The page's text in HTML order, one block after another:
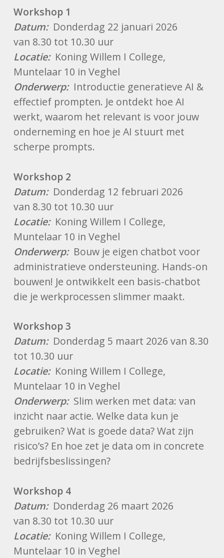
Workshop 1
Datum:Donderdag 22 januari 2026
van 8.30 tot 10.30 uur
Locatie:Koning Willem I College,
Muntelaar 10 in Veghel
Onderwerp:Introductie generatieve AI &
effectief prompten. Je ontdekt hoe AI
werkt, waarom het relevant is voor jouw
onderneming en hoe je AI stuurt met
scherpe prompts.
Workshop 2
Datum:Donderdag 12 februari 2026
van 8.30 tot 10.30 uur
Locatie:Koning Willem I College,
Muntelaar 10 in Veghel
Onderwerp:Bouw je eigen chatbot voor
administratieve ondersteuning. Hands-on
bouwen! Je ontwikkelt een basis-chatbot
die je werkprocessen slimmer maakt.
Workshop 3
Datum:Donderdag 5 maart 2026 van 8.30
tot 10.30 uur
Locatie:Koning Willem I College,
Muntelaar 10 in Veghel
Onderwerp:Slim werken met data: van
inzicht naar actie. Welke data kun je
gebruiken? Wat is goede data? Wat zijn
risico’s? En hoe zet je data om in concrete
bedrijfsbeslissingen?
Workshop 4
Datum:Donderdag 26 maart 2026
van 8.30 tot 10.30 uur
Locatie:Koning Willem I College,
Muntelaar 10 in Veghel